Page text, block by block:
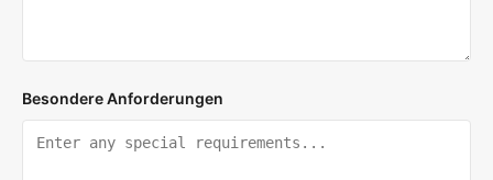
Besondere Anforderungen